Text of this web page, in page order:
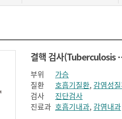
결핵
부위
가슴
질환
호흡기질환, 감염성
검사
진단검사
진료과 호흡기내과, 감염내과